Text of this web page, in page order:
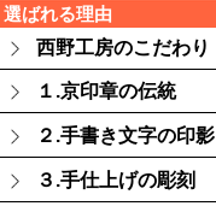
選ばれる理由
西野工房のこだわり
１.京印章の伝統
２.手書き文字の印影
３.手仕上げの彫刻